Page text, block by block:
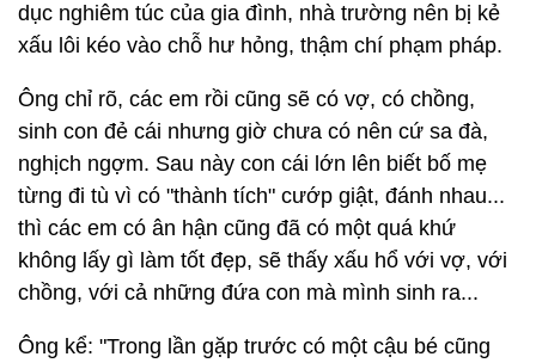
dục nghiêm túc của gia đình, nhà trường nên bị kẻ
xấu lôi kéo vào chỗ hư hỏng, thậm chí phạm pháp.
Ông chỉ rõ, các em rồi cũng sẽ có vợ, có chồng,
sinh con đẻ cái nhưng giờ chưa có nên cứ sa đà,
nghịch ngợm. Sau này con cái lớn lên biết bố mẹ
từng đi tù vì có "thành tích" cướp giật, đánh nhau...
thì các em có ân hận cũng đã có một quá khứ
không lấy gì làm tốt đẹp, sẽ thấy xấu hổ với vợ, với
chồng, với cả những đứa con mà mình sinh ra...
Ông kể: "Trong lần gặp trước có một cậu bé cũng